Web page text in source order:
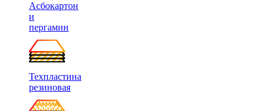
Асбокартон
и
пергамин
Техпластина
резиновая